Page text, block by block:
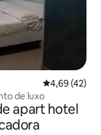
4,69 de uma
4,69 (42)
de luxo
apart hotel